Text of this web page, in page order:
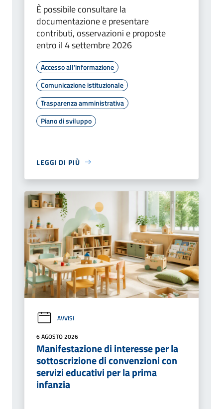
È possibile consultare la
documentazione e presentare
contributi, osservazioni e proposte
entro il 4 settembre 2026
Accesso all'informazione
Comunicazione istituzionale
Trasparenza amministrativa
Piano di sviluppo
LEGGI DI PIÙ
AVVISI
6 AGOSTO 2026
Manifestazione di interesse per la
sottoscrizione di convenzioni con
servizi educativi per la prima
infanzia